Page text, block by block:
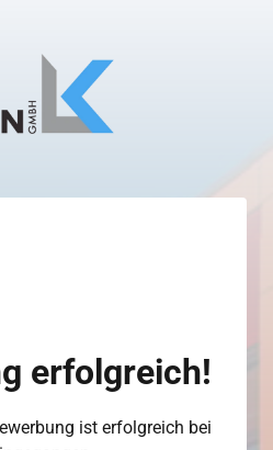
erfolgreich!
ist erfolgreich bei